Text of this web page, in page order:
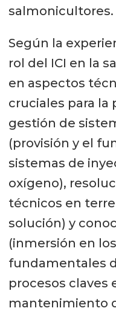
salmonicultores.
Según la
rol del ICI en la
en aspectos
cruciales para la
gestión de
(provisión y el
sistemas de
oxígeno),
técnicos en
solución) y
(inmersión en
fundamentales
procesos claves
mantenimiento